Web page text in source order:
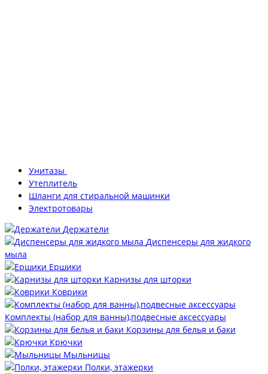
Унитазы
Утеплитель
Шланги для стиральной машинки
Электротовары
Держатели
Диспенсеры для жидкого
мыла
Ершики
Карнизы для шторки
Коврики
Комплекты (набор для ванны),подвесные аксессуары
Корзины для белья и баки
Крючки
Мыльницы
Полки, этажерки